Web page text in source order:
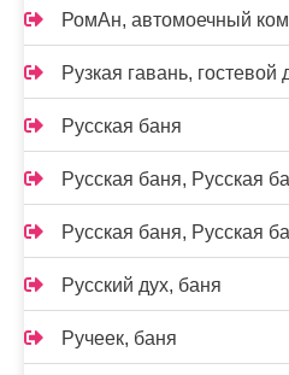
РомАн, автомоечный
Рузкая гавань, гостевой
Русская баня
Русская баня, Русская
Русская баня, Русская
Русский дух, баня
Ручеек, баня